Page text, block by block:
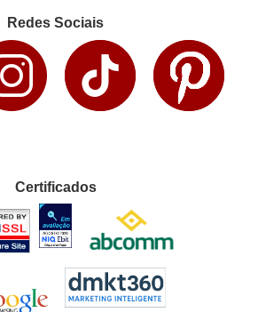
Redes Sociais
Certificados